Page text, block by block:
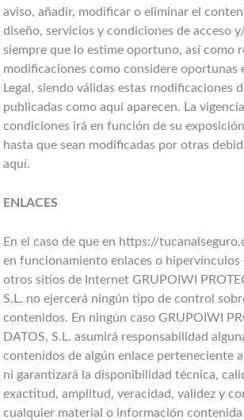
aviso, añadir, modificar o eliminar el
diseño, servicios y condiciones de acceso
siempre que lo estime oportuno, así como
modificaciones como considere oportunas
Legal, siendo válidas estas modificaciones
publicadas como aquí aparecen. La
condiciones irá en función de su
hasta que sean modificadas por otras
aquí.
ENLACES
En el caso de que en https://
en funcionamiento enlaces o hipervínculos
otros sitios de Internet GRUPOIWI
S.L. no ejercerá ningún tipo de control
contenidos. En ningún caso GRUPOIWI
DATOS, S.L. asumirá responsabilidad
contenidos de algún enlace perteneciente
ni garantizará la disponibilidad técnica,
exactitud, amplitud, veracidad, validez y
cualquier material o información